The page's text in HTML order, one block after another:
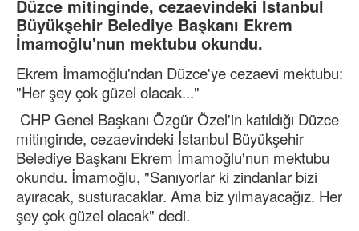
Düzce mitinginde, cezaevindeki İstanbul
Büyükşehir Belediye Başkanı Ekrem
İmamoğlu'nun mektubu okundu.
Ekrem İmamoğlu'ndan Düzce'ye cezaevi mektubu:
"Her şey çok güzel olacak..."
CHP Genel Başkanı Özgür Özel'in katıldığı Düzce
mitinginde, cezaevindeki İstanbul Büyükşehir
Belediye Başkanı Ekrem İmamoğlu'nun mektubu
okundu. İmamoğlu, "Sanıyorlar ki zindanlar bizi
ayıracak, susturacaklar. Ama biz yılmayacağız. Her
şey çok güzel olacak" dedi.